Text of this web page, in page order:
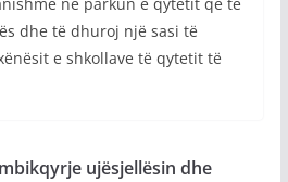
dhe të dhuroj një sasi të
e shkollave të qytetit të
ujësjellësin dhe